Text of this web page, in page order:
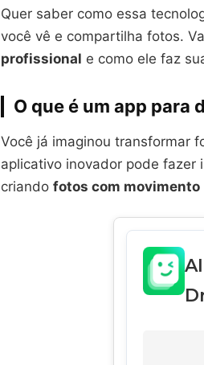
Quer saber como essa
você vê e compartilha fotos.
profissional e como ele faz
O que é um app para
Você já imaginou transformar
aplicativo inovador pode fazer
criando fotos com movimento